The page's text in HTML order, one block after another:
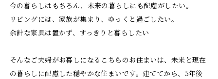
今の暮らしはもちろん、未来の暮らしにも配慮がしたい。
リビングには、家族が集まり、ゆっくと過ごしたい。
余計な家具は置かず、すっきりと暮らしたい
そんなご夫婦がお暮しになるこちらのお住まいは、未来と現在
の暮らしに配慮した穏やかな住まいです。建ててから、5年後